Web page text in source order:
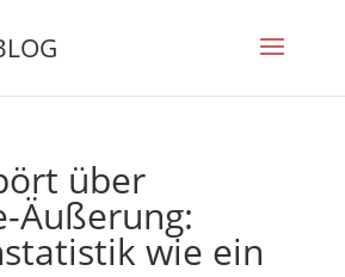
über
Äußerung:
wie ein